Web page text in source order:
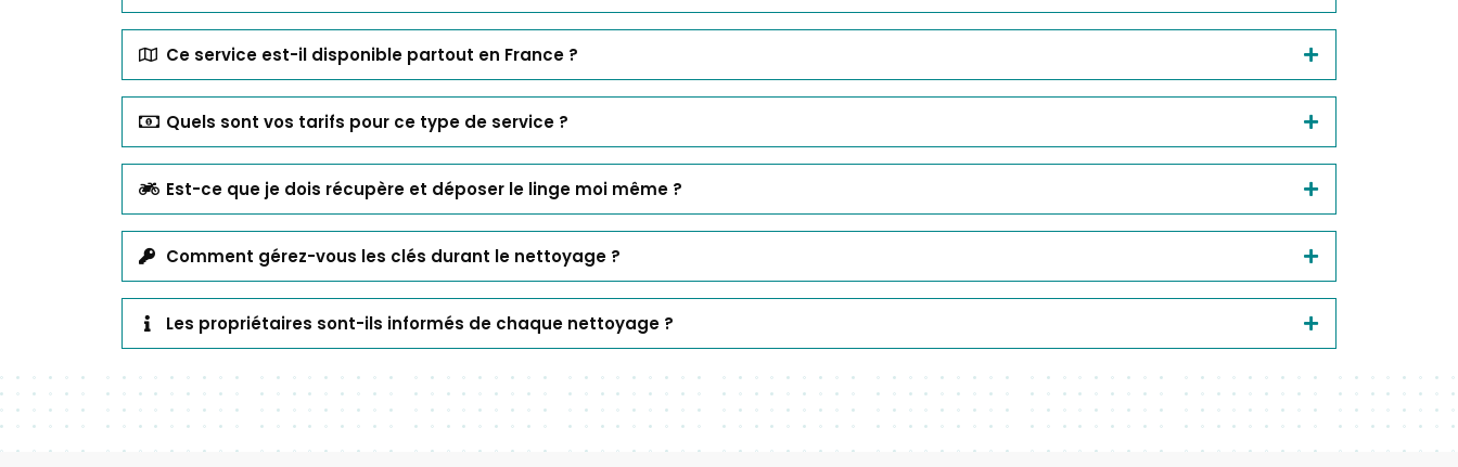
Ce service est-il disponible partout en France ?
Quels sont vos tarifs pour ce type de service ?
Est-ce que je dois récupère et déposer le linge moi même ?
Comment gérez-vous les clés durant le nettoyage ?
Les propriétaires sont-ils informés de chaque nettoyage ?